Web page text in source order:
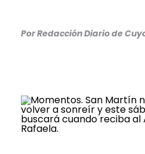
Por Redacción Diario de